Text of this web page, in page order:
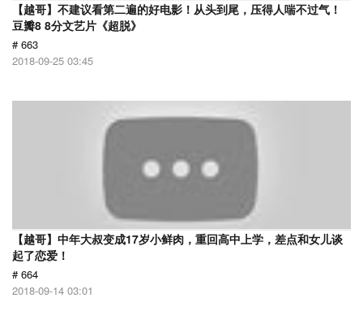
【越哥】不建议看第二遍的好电影！从头到尾，压得人喘不过气！
豆瓣8 8分文艺片《超脱》
# 663
2018-09-25 03:45
【越哥】中年大叔变成17岁小鲜肉，重回高中上学，差点和女儿谈
起了恋爱！
# 664
2018-09-14 03:01